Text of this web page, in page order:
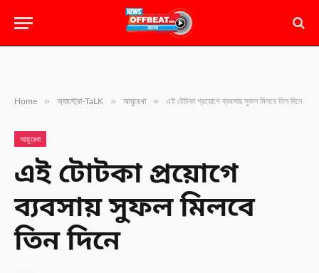
Home » অ্যাস্ট্রো-TaLK » আয়ুরেখা » এই টোটকা প্রয়োগে ব্যবসায় সুফল মিলবে তিন দিনে
আয়ুরেখা
এই টোটকা প্রয়োগে
ব্যবসায় সুফল মিলবে
তিন দিনে